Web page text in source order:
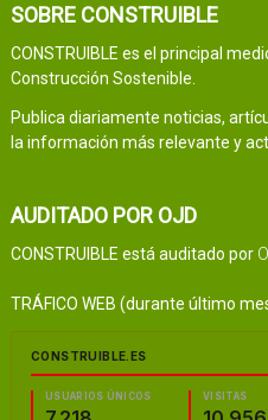
SOBRE CONSTRUIBLE
CONSTRUIBLE es el principal
Construcción Sostenible.
Publica diariamente noticias,
la información más relevante y
AUDITADO POR OJD
CONSTRUIBLE está auditado por
TRÁFICO WEB (durante último